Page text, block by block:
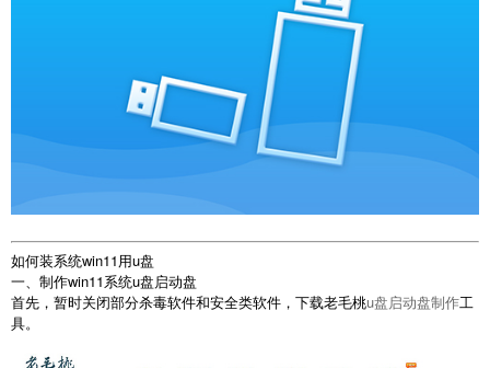
如何装系统win11用u盘
一、制作win11系统u盘启动盘
首先，暂时关闭部分杀毒软件和安全类软件，下载老毛桃u盘启动盘制作工
具。